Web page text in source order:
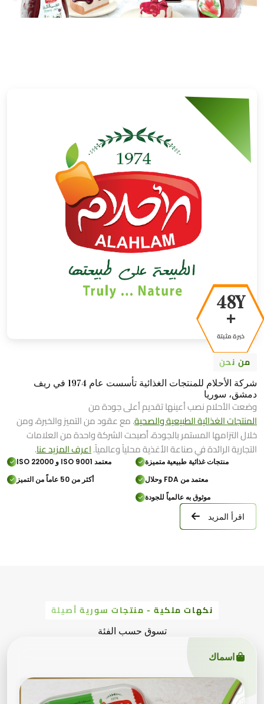
50Y
+
خبرة مثبتة
من نحن
شركة الأحلام للمنتجات الغذائية تأسست عام 1974 في ريف
دمشق، سوريا
وضعت الأحلام نصب أعينها تقديم أعلى جودة من
المنتجات الغذائية الطبيعية والصحية. مع عقود من التميز والخبرة، ومن
خلال التزامها المستمر بالجودة، أصبحت الشركة واحدة من العلامات
التجارية الرائدة في صناعة الأغذية محلياً وعالمياً.اعرف المزيد عنا.
منتجات غذائية طبيعية متميزة
معتمد ISO 9001 و ISO 22000
معتمد من FDA وحلال
أكثر من 50 عاماً من التميز
موثوق به عالمياً للجودة
اقرأ المزيد
نكهات ملكية - منتجات سورية أصيلة
تسوق حسب الفئة
اسماك